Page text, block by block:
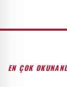
EN ÇOK